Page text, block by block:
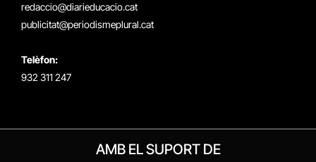
redaccio@diarieducacio.cat
publicitat@periodismeplural.cat
Telèfon:
932 311 247
AMB EL SUPORT DE